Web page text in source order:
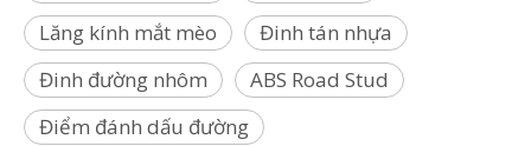
Lăng kính mắt mèo
Đinh tán nhựa
Đinh đường nhôm
ABS Road Stud
Điểm đánh dấu đường